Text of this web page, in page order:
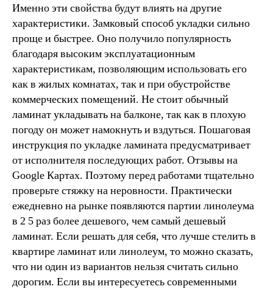
Именно эти свойства будут влиять на другие
характеристики. Замковый способ укладки сильно
проще и быстрее. Оно получило популярность
благодаря высоким эксплуатационным
характеристикам, позволяющим использовать его
как в жилых комнатах, так и при обустройстве
коммерческих помещений. Не стоит обычный
ламинат укладывать на балконе, так как в плохую
погоду он может намокнуть и вздуться. Пошаговая
инструкция по укладке ламината предусматривает
от исполнителя последующих работ. Отзывы на
Google Картах. Поэтому перед работами тщательно
проверьте стяжку на неровности. Практически
ежедневно на рынке появляются партии линолеума
в 2 5 раз более дешевого, чем самый дешевый
ламинат. Если решать для себя, что лучше стелить в
квартире ламинат или линолеум, то можно сказать,
что ни один из вариантов нельзя считать сильно
дорогим. Если вы интересуетесь современными